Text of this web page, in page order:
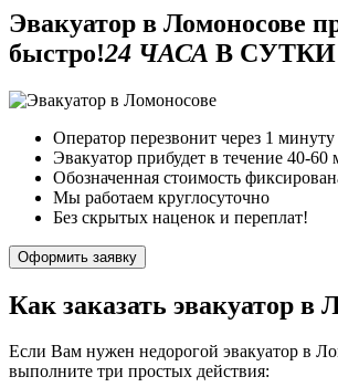
Эвакуатор в Ломоносове
быстро!24 ЧАСА В СУТКИ
Оператор перезвонит через 1 минуту
Эвакуатор прибудет в течение 40-60
Обозначенная стоимость
Мы работаем круглосуточно
Без скрытых наценок и переплат!
Оформить заявку
Как заказать эвакуатор в
Если Вам нужен недорогой эвакуатор в
выполните три простых действия: